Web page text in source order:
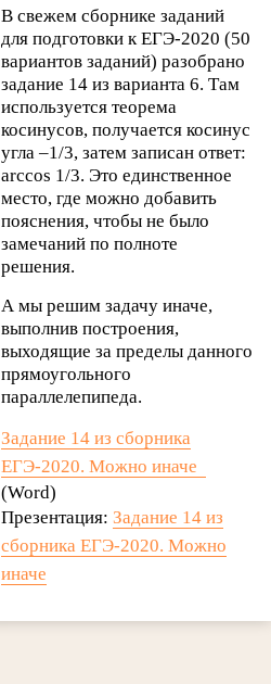
В свежем сборнике заданий
для подготовки к ЕГЭ-2020 (50
вариантов заданий) разобрано
задание 14 из варианта 6. Там
используется теорема
косинусов, получается косинус
угла –1/3, затем записан ответ:
arccos 1/3. Это единственное
место, где можно добавить
пояснения, чтобы не было
замечаний по полноте
решения.
А мы решим задачу иначе,
выполнив построения,
выходящие за пределы данного
прямоугольного
параллелепипеда.
Задание 14 из сборника
ЕГЭ-2020. Можно иначе
(Word)
Презентация:Задание 14 из
сборника ЕГЭ-2020. Можно
иначе